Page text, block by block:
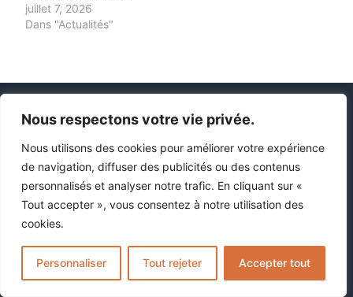
Nous respectons votre vie privée.
Nous utilisons des cookies pour améliorer votre expérience
de navigation, diffuser des publicités ou des contenus
personnalisés et analyser notre trafic. En cliquant sur «
Tout accepter », vous consentez à notre utilisation des
cookies.
Personnaliser Tout rejeter Accepter tout
il n'a pas le temps de
chercher des
été fait ? Est-ce que
combien de temps
juillet 7, 2026
Dans "Actualités"
Galvin Gilles
30 Cours Paul Doumer, 17100 Saintes
(+33)06 22 13 42 87
contact@solresineconcept.fr